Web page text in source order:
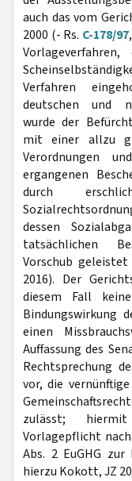
auch das vom
2000 (- Rs. C-178/97
Verfahren
deutschen und
wurde der
mit einer allzu
Verordnungen
ergangenen
durch
dessen
tatsächlichen
Vorschub
2016). Der
diesem Fall
Bindungswirkung
einen
Auffassung des
Rechtsprechung
vor, die
zulässt;
Vorlagepflicht nach
Abs. 2 EuGHG
hierzu Kokott, JZ